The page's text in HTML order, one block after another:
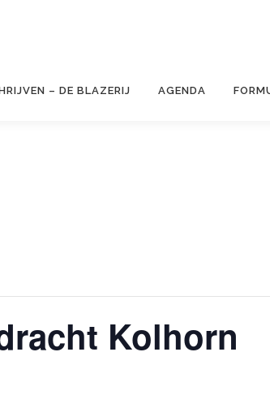
– DE BLAZERIJ AGENDA
Kolhorn